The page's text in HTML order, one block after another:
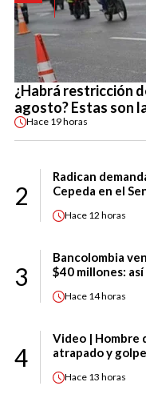
¿Habrá restricción
agosto? Estas son
Hace 19 horas
2
Radican
Cepeda en el
Hace 12 horas
3
Bancolombia
$40 millones:
Hace 14 horas
4
Video | Hombre
atrapado y
Hace 13 horas